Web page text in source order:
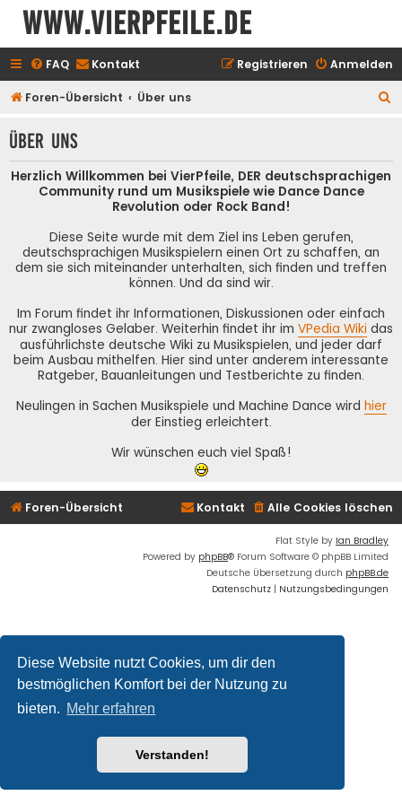
Diese Website nutzt Cookies, um dir den
bestmöglichen Komfort bei der Nutzung zu
bieten. Mehr erfahren
Verstanden!
www.vierpfeile.de
FAQ Kontakt Anmelden
Registrieren
Foren-Übersicht Über uns
h
Über uns
Herzlich Willkommen bei VierPfeile, DER deutschsprachigen
Community rund um Musikspiele wie Dance Dance
Revolution oder Rock Band!
Diese Seite wurde mit dem Ziel ins Leben gerufen,
deutschsprachigen Musikspielern einen Ort zu schaffen, an
dem sie sich miteinander unterhalten, sich finden und treffen
können. Und da sind wir.
Im Forum findet ihr Informationen, Diskussionen oder einfach
nur zwangloses Gelaber. Weiterhin findet ihr im VPedia Wiki das
ausführlichste deutsche Wiki zu Musikspielen, und jeder darf
beim Ausbau mithelfen. Hier sind unter anderem interessante
Ratgeber, Bauanleitungen und Testberichte zu finden.
Neulingen in Sachen Musikspiele und Machine Dance wird hier
der Einstieg erleichtert.
Wir wünschen euch viel Spaß!
Foren-Übersicht Alle Cookies löschen
Kontakt
Flat Style by Ian Bradley
Powered by phpBB® Forum Software © phpBB Limited
Deutsche Übersetzung durch phpBB.de
Datenschutz | Nutzungsbedingungen